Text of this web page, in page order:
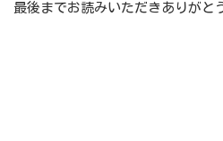
最後までお読みいただきありがと